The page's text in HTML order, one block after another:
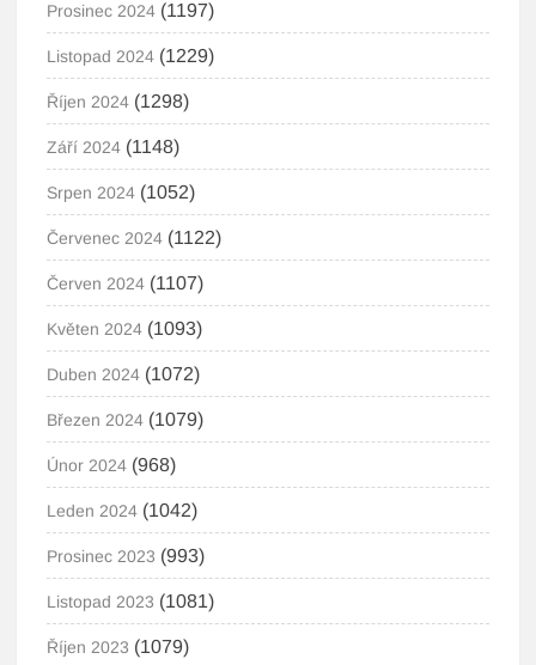
Prosinec 2024 (1197)
Listopad 2024 (1229)
Říjen 2024 (1298)
Září 2024 (1148)
Srpen 2024 (1052)
Červenec 2024 (1122)
Červen 2024 (1107)
Květen 2024 (1093)
Duben 2024 (1072)
Březen 2024 (1079)
Únor 2024 (968)
Leden 2024 (1042)
Prosinec 2023 (993)
Listopad 2023 (1081)
Říjen 2023 (1079)